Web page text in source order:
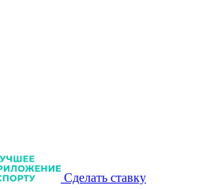
Сделать ставку